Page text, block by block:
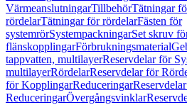
VärmeanslutningarTillbehörTätningar
rördelarTätningar för rördelarFästen för
systemrörSystempackningarSet skruv
flänskopplingarFörbrukningsmaterial
tappvatten, multilayerReservdelar för
multilayerRördelarReservdelar för
för KopplingarReduceringar
ReduceringarÖvergångsvinklar